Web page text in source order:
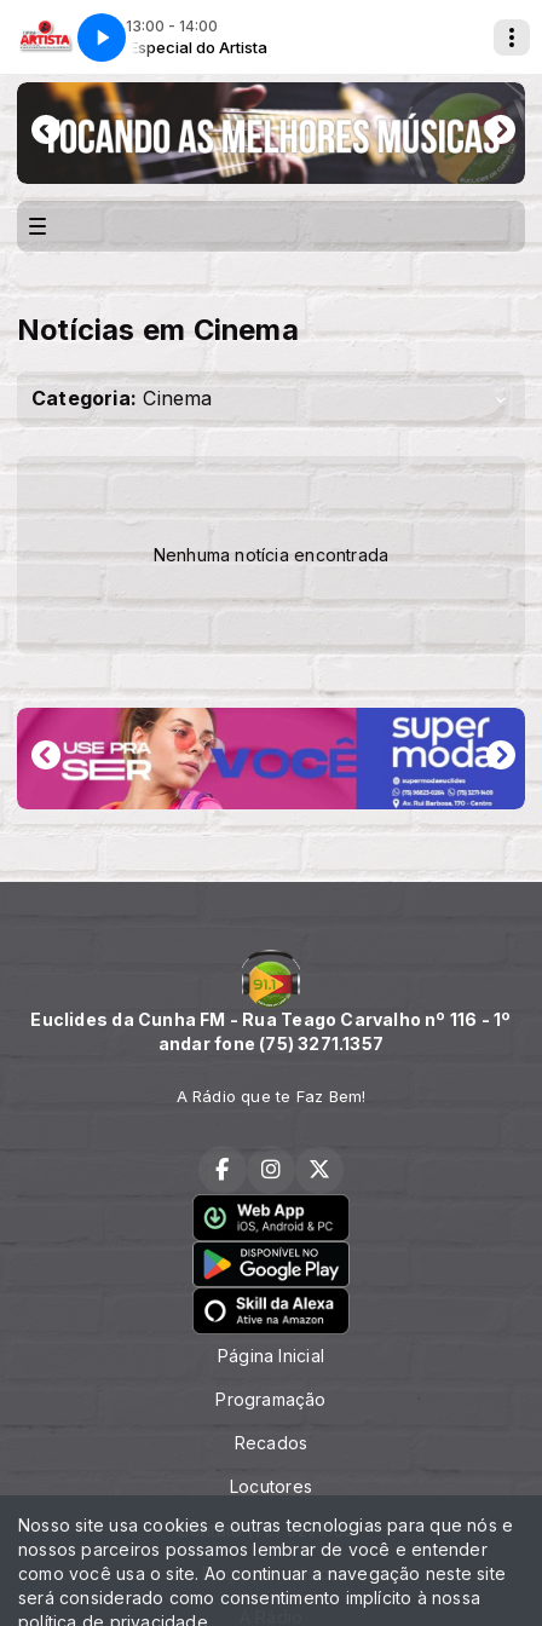
13:00 - 14:00
Especial do Artista
Faixa Livre
Notícias em Cinema
Categoria: Cinema
Nenhuma notícia encontrada
Euclides da Cunha FM - Rua Teago Carvalho nº 116 - 1º
andar fone (75) 3271.1357
A Rádio que te Faz Bem!
Página Inicial
Programação
Recados
Locutores
Contato (75) 3271.1357
Peça sua música
Nosso site usa cookies e outras tecnologias para que nós e
nossos parceiros possamos lembrar de você e entender
como você usa o site. Ao continuar a navegação neste site
será considerado como consentimento implícito à nossa
política de privacidade